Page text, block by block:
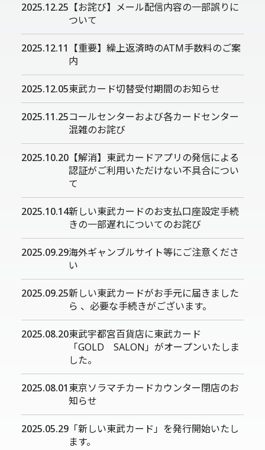
2025.12.25 【お詫び】メール配信内容の一部誤りに
ついて
2025.12.11 【重要】繰上返済時のATM手数料のご案
内
2025.12.05東武カード切替受付期間のお知らせ
2025.11.25コールセンターおよび各カードセンター
混雑のお詫び
2025.10.20 【解消】東武カードアプリの発信による
認証がご利用いただけない不具合につい
て
2025.10.14新しい東武カードのお支払口座設定手続
きの一部遅れについてのお詫び
2025.09.29海外ギャンブルサイト等にご注意くださ
い
2025.09.25新しい東武カードがお手元に届きました
ら 、必要な手続きがございます。
2025.08.20東武宇都宮百貨店に東武カード
「GOLD SALON」がオープンいたしま
した。
2025.08.01東京ソラマチカードカウンター閉店のお
知らせ
2025.05.29 「新しい東武カード」を発行開始いたし
ます。